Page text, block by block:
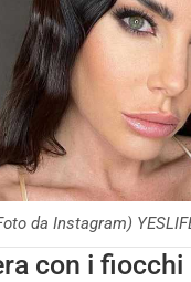
da Instagram)
con i fiocchi